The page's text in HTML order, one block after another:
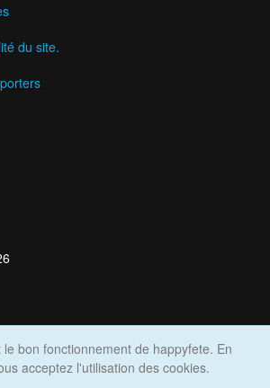
du site.
bon fonctionnement de happyfete. En
acceptez l'utilisation des cookies.